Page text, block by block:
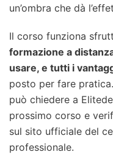
un’ombra che dà
Il corso funziona
formazione a
usare, e tutti i
posto per fare
può chiedere a
prossimo corso e
sul sito ufficiale del
professionale.